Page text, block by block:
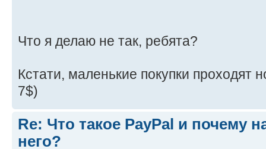
Что я делаю не так, ребята?
Кстати, маленькие покупки проходят
7$)
Re: Что такое PayPal и почему
него?